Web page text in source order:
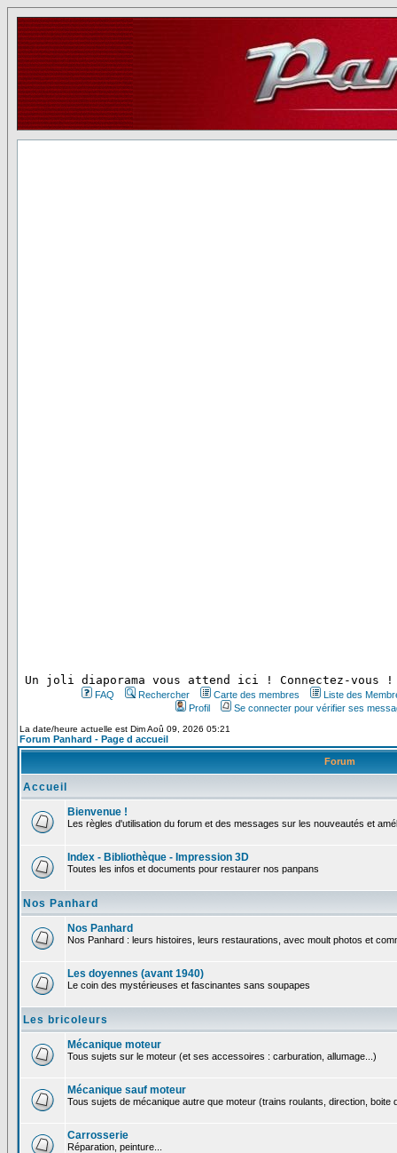
Un joli diaporama vous attend ici ! Connectez-vous !
FAQ Rechercher Carte des membres
Liste des
Profil
Se connecter pour vérifier ses
La date/heure actuelle est Dim Aoû 09, 2026 05:21
Forum Panhard - Page d accueil
Forum
Accueil
Bienvenue !
Les règles d'utilisation du forum et des messages sur les nouveautés et
Index - Bibliothèque - Impression 3D
Toutes les infos et documents pour restaurer nos panpans
Nos Panhard
Nos Panhard
Nos Panhard : leurs histoires, leurs restaurations, avec moult photos et
Les doyennes (avant 1940)
Le coin des mystérieuses et fascinantes sans soupapes
Les bricoleurs
Mécanique moteur
Tous sujets sur le moteur (et ses accessoires : carburation, allumage...)
Mécanique sauf moteur
Tous sujets de mécanique autre que moteur (trains roulants, direction, boite
Carrosserie
Réparation, peinture...